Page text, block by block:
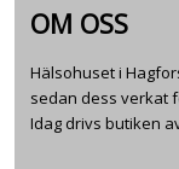
OM OSS
Hälsohuset i
sedan dess verkat
Idag drivs butiken